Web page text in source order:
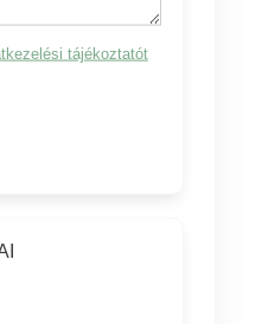
tájékoztatót